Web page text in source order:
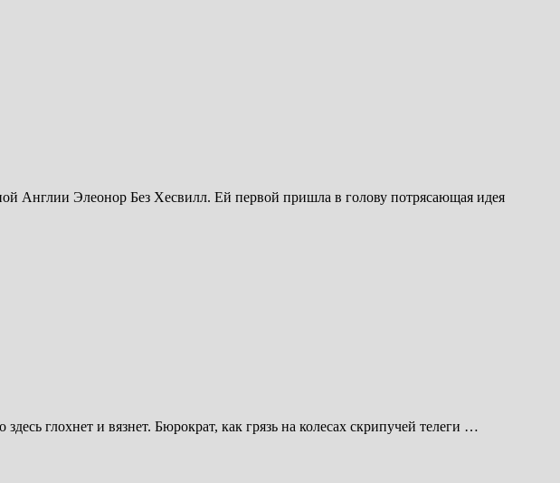
Англии Элеонор Без Хесвилл. Ей первой пришла в голову потрясающая идея
глохнет и вязнет. Бюрократ, как грязь на колесах скрипучей телеги …